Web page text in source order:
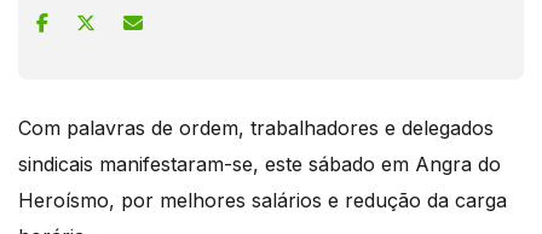
Com palavras de ordem, trabalhadores e delegados
sindicais manifestaram-se, este sábado em Angra do
Heroísmo, por melhores salários e redução da carga